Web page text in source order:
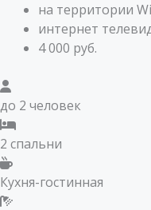
на территории
интернет
4 000 руб.
до 2 человек
2 спальни
Кухня-гостинная